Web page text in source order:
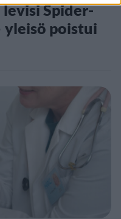
Spider-
yleisö poistui